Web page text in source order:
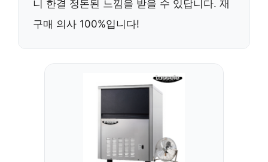
니 한결 정돈된 느낌을 받을 수 있답니다. 재
구매 의사 100%입니다!